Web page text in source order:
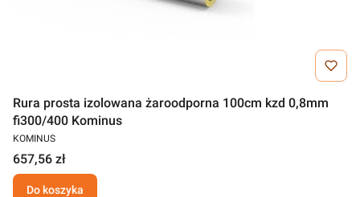
Rura prosta izolowana żaroodporna 100cm kzd 0,8mm
fi300/400 Kominus
KOMINUS
657,56 zł
Do koszyka